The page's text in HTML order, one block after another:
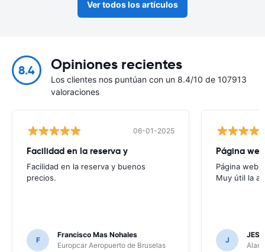
Ver todos los artículos
8.4 Opiniones recientes
Los clientes nos puntúan con un 8.4/10 de 107913
valoraciones
06-01-2025
Facilidad en la reserva y
Facilidad en la reserva y buenos
precios.
F
Francisco Mas Nohales
Europcar Aeropuerto de Bruselas
Página
Página web
Muy útil la
J